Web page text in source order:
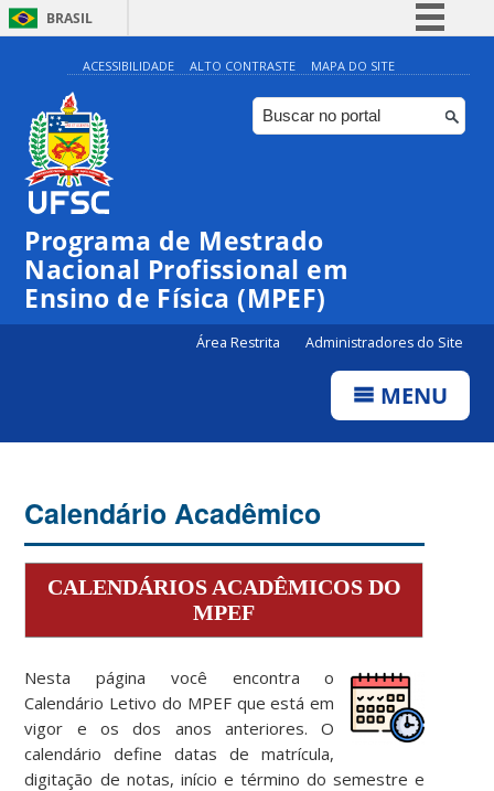
BRASIL
Simplifique!
Comunica BR
Participe
ACESSIBILIDADE ALTO CONTRASTE MAPA DO SITE
Programa de Mestrado
Nacional Profissional em
Ensino de Física (MPEF)
Área Restrita Administradores do Site
MENU
Calendário Acadêmico
CALENDÁRIOS ACADÊMICOS DO
MPEF
Nesta página você encontra o
Calendário Letivo do MPEF que está em
vigor e os dos anos anteriores. O
calendário define datas de matrícula,
digitação de notas, início e término do semestre e